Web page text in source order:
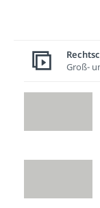
Groß-